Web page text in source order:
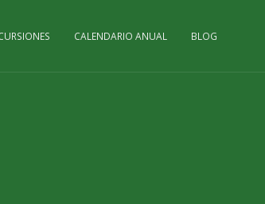
CALENDARIO ANUAL BLOG